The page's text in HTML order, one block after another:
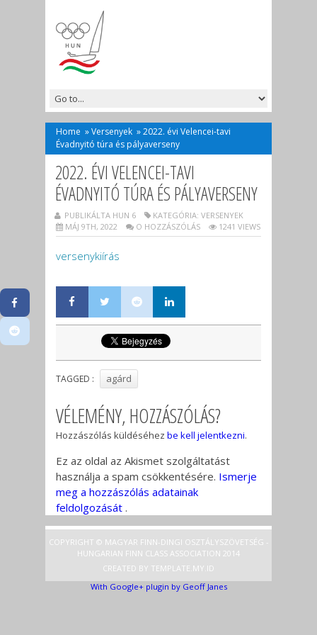
Home »Versenyek »2022. évi Velencei-tavi
Évadnyitó túra és pályaverseny
2022. ÉVI VELENCEI-TAVI
ÉVADNYITÓ TÚRA ÉS PÁLYAVERSENY
PUBLIKÁLTA HUN 6 KATEGÓRIA: VERSENYEK
MÁJ 9TH, 2022
O HOZZÁSZÓLÁS 1241 VIEWS
versenykiírás
TAGGED : agárd
VÉLEMÉNY, HOZZÁSZÓLÁS?
Hozzászólás küldéséhez be kell jelentkezni.
Ez az oldal az Akismet szolgáltatást
használja a spam csökkentésére. Ismerje
meg a hozzászólás adatainak
feldolgozását .
COPYRIGHT © MAGYAR FINN-DINGI OSZTÁLYSZÖVETSÉG -
HUNGARIAN FINN CLASS ASSOCIATION 2014
CREATED BY TEMPLATE .MY.ID
With Google+ plugin by Geoff Janes